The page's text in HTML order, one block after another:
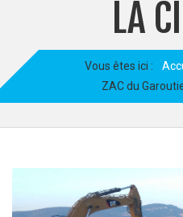
LA
Vous êtes ici :
ZAC du